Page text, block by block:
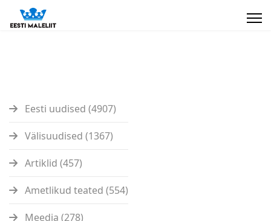
Eesti uudised (4907)
Välisuudised (1367)
Artiklid (457)
Ametlikud teated (554)
Meedia (278)